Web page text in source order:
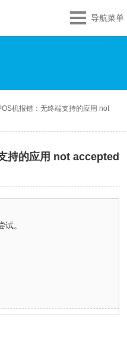
导航菜单
机报错：无终端支持的应用 not
持的应用 not accepted
。